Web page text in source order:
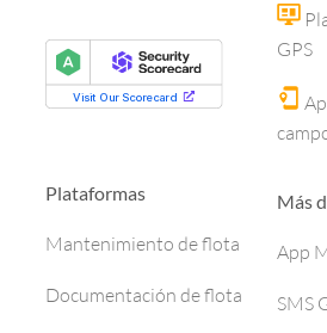
Plataformas
Mantenimiento de flota
Documentación de flota
GPS
Más
App
SMS